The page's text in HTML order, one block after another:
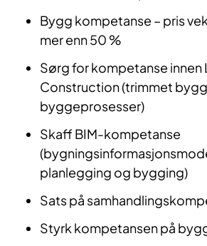
Bygg kompetanse – pris
mer enn 50 %
Sørg for kompetanse innen
Construction (trimmet
byggeprosesser)
Skaff BIM-kompetanse
planlegging og bygging)
Sats på
Styrk kompetansen på